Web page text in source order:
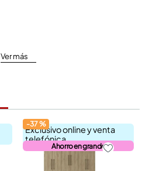
Ver más
Exclusivo online y venta
telefónica
Ahorro en grande
-37%